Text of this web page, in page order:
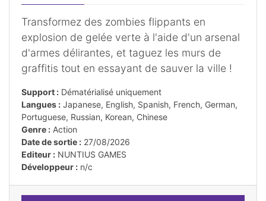
Transformez des zombies flippants en
explosion de gelée verte à l'aide d'un arsenal
d'armes délirantes, et taguez les murs de
graffitis tout en essayant de sauver la ville !
Support : Dématérialisé uniquement
Langues : Japanese, English, Spanish, French, German,
Portuguese, Russian, Korean, Chinese
Genre : Action
Date de sortie : 27/08/2026
Editeur : NUNTIUS GAMES
Développeur : n/c